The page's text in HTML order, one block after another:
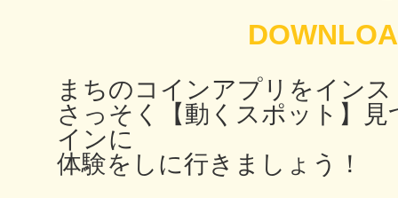
まちのコインアプリをイン
さっそく【動くスポット】
インに
体験をしに行きましょう！
秋葉原